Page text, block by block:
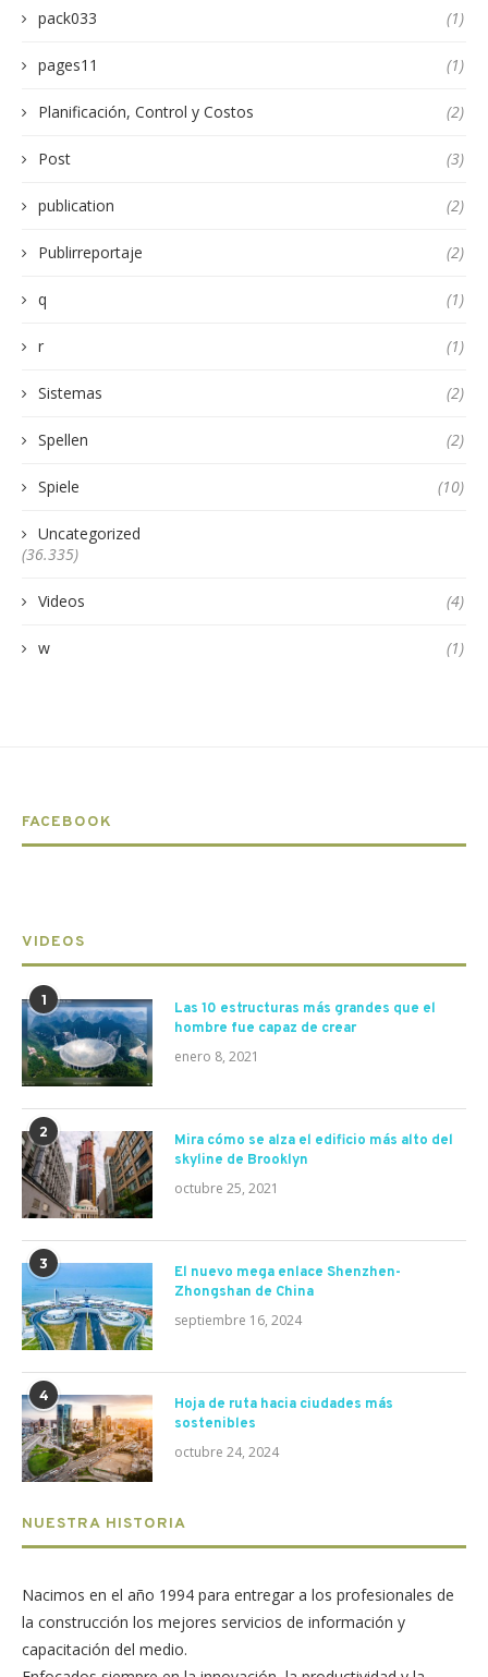
pack033 (1)
pages11 (1)
Planificación, Control y Costos (2)
Post (3)
publication (2)
Publirreportaje (2)
q (1)
r (1)
Sistemas (2)
Spellen (2)
Spiele (10)
Uncategorized
(36.335)
Videos (4)
w (1)
FACEBOOK
VIDEOS
1
Las 10 estructuras más grandes que el
hombre fue capaz de crear
enero 8, 2021
2
Mira cómo se alza el edificio más alto del
skyline de Brooklyn
octubre 25, 2021
3
El nuevo mega enlace Shenzhen-
Zhongshan de China
septiembre 16, 2024
4
Hoja de ruta hacia ciudades más
sostenibles
octubre 24, 2024
NUESTRA HISTORIA
Nacimos en el año 1994 para entregar a los profesionales de
la construcción los mejores servicios de información y
capacitación del medio.